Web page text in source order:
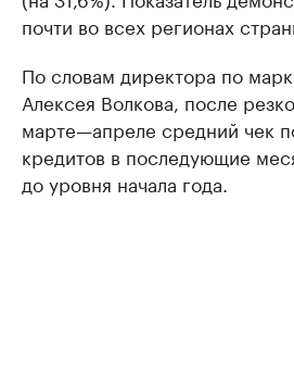
почти во всех регионах
По словам директора по
Алексея Волкова, после
марте—апреле средний чек
кредитов в последующие
до уровня начала года.